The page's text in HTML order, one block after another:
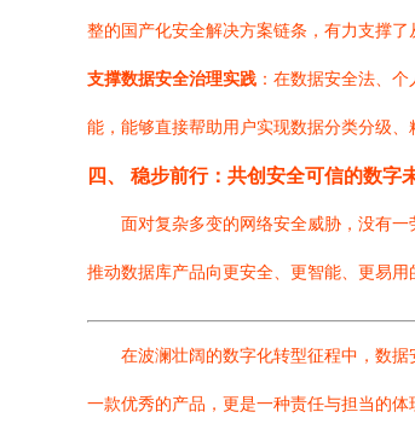
整的国产化安全解决方案链条，有力支撑
支撑数据安全治理实践 ：在数据安全法、
能，能够直接帮助用户实现数据分类分级
四、 稳步前行：共创安全可信的数字
面对复杂多变的网络安全威胁，没有
推动数据库产品向更安全、更智能、更易
在波澜壮阔的数字化转型征程中，数
一款优秀的产品，更是一种责任与担当的